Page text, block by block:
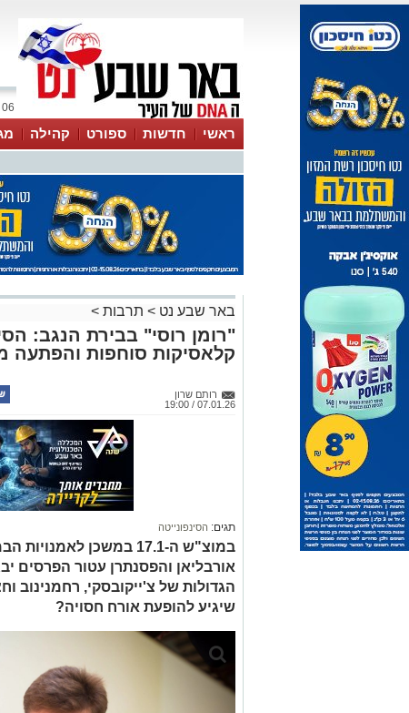
06 אוגוסט 2026 / 11:19
ראשי חדשות ספורט קהילה
באר שבע נט > תרבות >
"רומן רוסי" בבירת הנגב:
קלאסיקות סוחפות והפתעה
רותם שרון
07.01.26 / 19:00
תגים: הסינפונייטה
במוצ"ש ה-17.1 במשכן
אורבליאן והפסנתרן עטור הפרסים
הגדולות של צ'ייקובסקי, רחמנינוב
שיגיע להופעת אורח חסויה?